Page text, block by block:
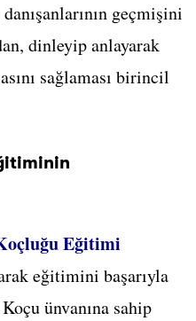
geçmişini
dinleyip anlayarak
sağlaması birincil
Eğitimi
eğitimini başarıyla
ünvanına sahip